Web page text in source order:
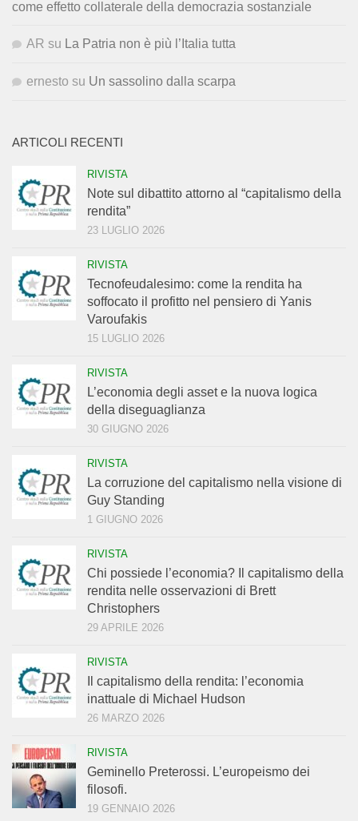
come effetto collaterale della democrazia sostanziale
AR su La Patria non è più l’Italia tutta
ernesto su Un sassolino dalla scarpa
ARTICOLI RECENTI
RIVISTA
Note sul dibattito attorno al “capitalismo della
rendita”
23 LUGLIO 2026
RIVISTA
Tecnofeudalesimo: come la rendita ha
soffocato il profitto nel pensiero di Yanis
Varoufakis
15 LUGLIO 2026
RIVISTA
L’economia degli asset e la nuova logica
della diseguaglianza
30 GIUGNO 2026
RIVISTA
La corruzione del capitalismo nella visione di
Guy Standing
1 GIUGNO 2026
RIVISTA
Chi possiede l’economia? Il capitalismo della
rendita nelle osservazioni di Brett
Christophers
29 APRILE 2026
RIVISTA
Il capitalismo della rendita: l’economia
inattuale di Michael Hudson
26 MARZO 2026
RIVISTA
Geminello Preterossi. L’europeismo dei
filosofi.
19 GENNAIO 2026